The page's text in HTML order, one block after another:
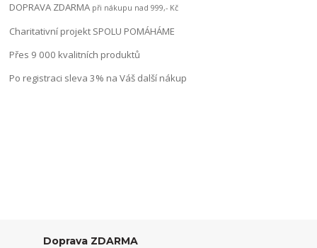
DOPRAVA ZDARMA při nákupu nad 999,- Kč
Charitativní projekt SPOLU POMÁHÁME
Přes 9 000 kvalitních produktů
Po registraci sleva 3% na Váš další nákup
Doprava ZDARMA